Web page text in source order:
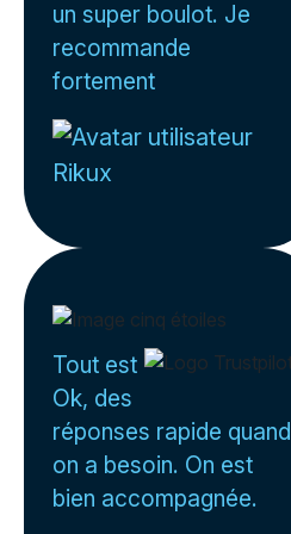
un super boulot. Je
recommande
fortement
Rikux
Tout est
Ok, des
réponses rapide quand
on a besoin. On est
bien accompagnée.